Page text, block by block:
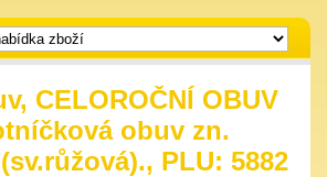
CELOROČNÍ OBUV
obuv zn.
PLU: 5882